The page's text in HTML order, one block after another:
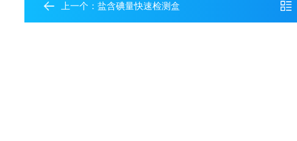
上一个：盐含碘量快速检测盒